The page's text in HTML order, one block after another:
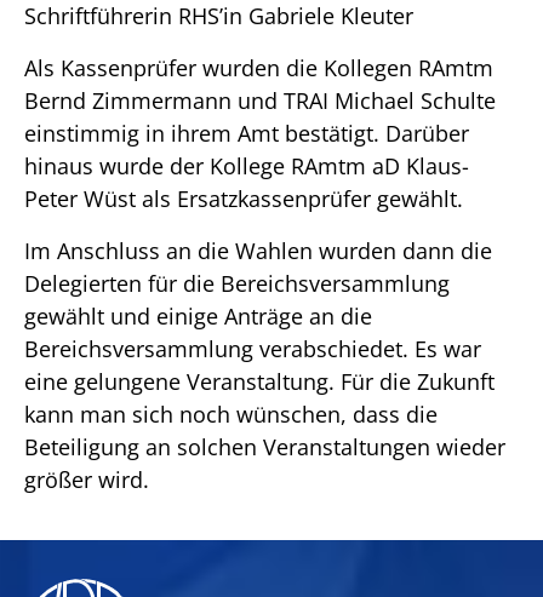
Schriftführerin RHS’in Gabriele Kleuter
Als Kassenprüfer wurden die Kollegen RAmtm
Bernd Zimmermann und TRAI Michael Schulte
einstimmig in ihrem Amt bestätigt. Darüber
hinaus wurde der Kollege RAmtm aD Klaus-
Peter Wüst als Ersatzkassenprüfer gewählt.
Im Anschluss an die Wahlen wurden dann die
Delegierten für die Bereichsversammlung
gewählt und einige Anträge an die
Bereichsversammlung verabschiedet. Es war
eine gelungene Veranstaltung. Für die Zukunft
kann man sich noch wünschen, dass die
Beteiligung an solchen Veranstaltungen wieder
größer wird.